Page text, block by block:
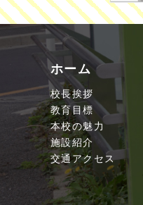
ホーム
校長挨拶
教育目標
本校の魅力
施設紹介
交通アクセス